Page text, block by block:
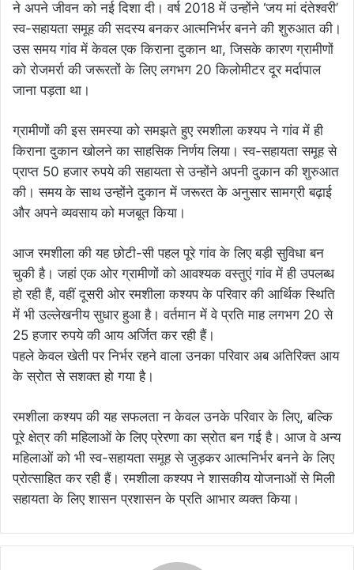
ने अपने जीवन को नई दिशा दी। वर्ष 2018 में उन्होंने ‘जय मां दंतेश्वरी’
स्व-सहायता समूह की सदस्य बनकर आत्मनिर्भर बनने की शुरुआत की।
उस समय गांव में केवल एक किराना दुकान था, जिसके कारण ग्रामीणों
को रोजमर्रा की जरूरतों के लिए लगभग 20 किलोमीटर दूर मर्दापाल
जाना पड़ता था।
ग्रामीणों की इस समस्या को समझते हुए रमशीला कश्यप ने गांव में ही
किराना दुकान खोलने का साहसिक निर्णय लिया। स्व-सहायता समूह से
प्राप्त 50 हजार रुपये की सहायता से उन्होंने अपनी दुकान की शुरुआत
की। समय के साथ उन्होंने दुकान में जरूरत के अनुसार सामग्री बढ़ाई
और अपने व्यवसाय को मजबूत किया।
आज रमशीला की यह छोटी-सी पहल पूरे गांव के लिए बड़ी सुविधा बन
चुकी है। जहां एक ओर ग्रामीणों को आवश्यक वस्तुएं गांव में ही उपलब्ध
हो रही हैं, वहीं दूसरी ओर रमशीला कश्यप के परिवार की आर्थिक स्थिति
में भी उल्लेखनीय सुधार हुआ है। वर्तमान में वे प्रति माह लगभग 20 से
25 हजार रुपये की आय अर्जित कर रही हैं।
पहले केवल खेती पर निर्भर रहने वाला उनका परिवार अब अतिरिक्त आय
के स्रोत से सशक्त हो गया है।
रमशीला कश्यप की यह सफलता न केवल उनके परिवार के लिए, बल्कि
पूरे क्षेत्र की महिलाओं के लिए प्रेरणा का स्रोत बन गई है। आज वे अन्य
महिलाओं को भी स्व-सहायता समूह से जुड़कर आत्मनिर्भर बनने के लिए
प्रोत्साहित कर रही हैं। रमशीला कश्यप ने शासकीय योजनाओं से मिली
सहायता के लिए शासन प्रशासन के प्रति आभार व्यक्त किया।